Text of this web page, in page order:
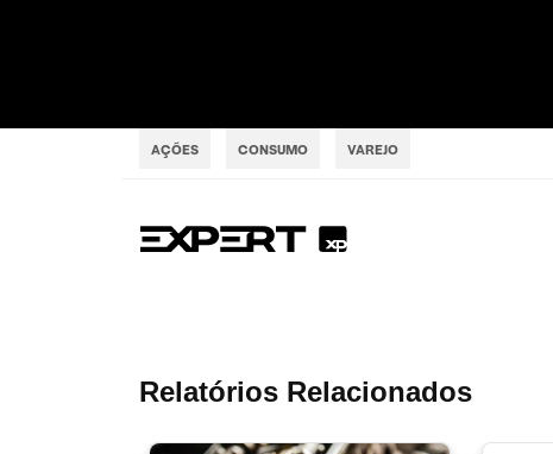
AÇÕES CONSUMO VAREJO
Relatórios Relacionados